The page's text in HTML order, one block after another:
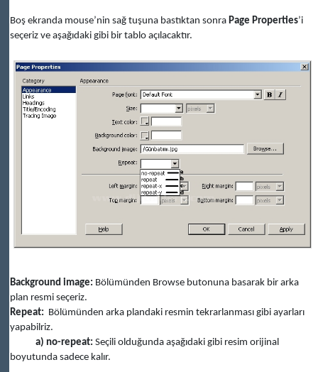
Boş ekranda mouse’nin sağ tuşuna bastıktan sonra Page Properties’i
seçeriz ve aşağıdaki gibi bir tablo açılacaktır.
Background image: Bölümünden Browse butonuna basarak bir arka
plan resmi seçeriz.
Repeat: Bölümünden arka plandaki resmin tekrarlanması gibi ayarları
yapabilriz.
a) no-repeat: Seçili olduğunda aşağıdaki gibi resim orijinal
boyutunda sadece kalır.